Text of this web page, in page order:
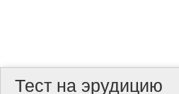
Тест на эрудицию